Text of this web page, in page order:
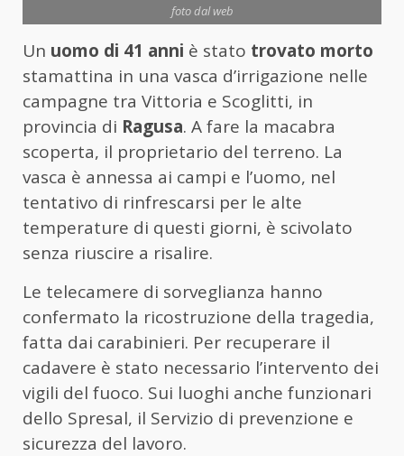
foto dal web
Un uomo di 41 anni è stato trovato morto
stamattina in una vasca d’irrigazione nelle
campagne tra Vittoria e Scoglitti, in
provincia di Ragusa. A fare la macabra
scoperta, il proprietario del terreno. La
vasca è annessa ai campi e l’uomo, nel
tentativo di rinfrescarsi per le alte
temperature di questi giorni, è scivolato
senza riuscire a risalire.
Le telecamere di sorveglianza hanno
confermato la ricostruzione della tragedia,
fatta dai carabinieri. Per recuperare il
cadavere è stato necessario l’intervento dei
vigili del fuoco. Sui luoghi anche funzionari
dello Spresal, il Servizio di prevenzione e
sicurezza del lavoro.